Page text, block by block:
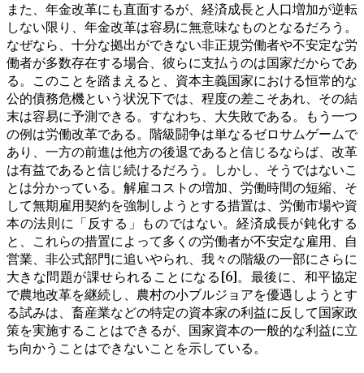
また、年金改革にも直面するが、経済成長と人口増加が逆転
しない限り、年金改革は容易に無意味なものとなるだろう。
なぜなら、十分な拠出ができない非正規労働者や不安定な労
働者が多数存在する場合、彼らに支払うのは国家だからであ
る。このことを踏まえると、資本主義国家における恒常的な
公的債務危機という状況下では、程度の差こそあれ、その結
末は容易に予測できる。すなわち、大失敗である。もう一つ
の例は労働改革である。階級闘争は単なるゼロサムゲームで
あり、一方の前進は他方の後退であると信じるならば、改革
は有益であると信じ続けるだろう。しかし、そうではないこ
とは分かっている。解雇コストの増加、労働時間の短縮、そ
して無期雇用契約を強制しようとする措置は、労働市場や資
本の法則に「反する」ものではない。経済成長が鈍化する
と、これらの措置によって多くの労働者が不安定な雇用、自
営業、非公式部門に追いやられ、我々の階級の一部にさらに
大きな問題が課せられることになる[6]。最後に、和平協定
で農地改革を継続し、農村の小ブルジョアを優遇しようとす
る試みは、畜産業などの特定の資本家の利益に反して国家政
策を実施することはできるが、国家資本の一般的な利益に立
ち向かうことはできないことを示している。